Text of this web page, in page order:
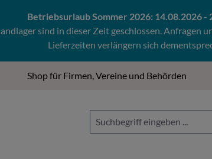
Betriebsurlaub Sommer 2026: 14.08.2026 -
sind in dieser Zeit geschlossen.
Lieferzeiten verlängern sich
Shop für Firmen, Vereine und Behörden